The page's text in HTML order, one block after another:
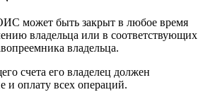
может быть закрыт в любое время
владельца или в соответствующих
владельца.
счета его владелец должен
и оплату всех операций.